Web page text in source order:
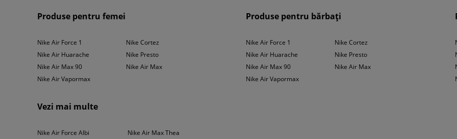
sport lejer? Asortează acești pantofi la o pereche de pantaloni de training sau colanți - vei crea o ținmută care să asigure o libertate totală de
Air Vibenna și o rochie sau o fustă boho - te vei bucura și de comfort, și de un aspect minunat!
Produse pentru femei
Nike Air Force 1
Nike Air Huarache
Nike Air Max 90
Nike Air Vapormax
Nike Cortez
Nike Presto
Nike Air Max
Produse pentru bărbați
Nike Air Force 1
Nike Air Huarache
Nike Air Max 90
Nike Air Vapormax
Nike Cortez
Nike Presto
Nike Air Max
Vezi mai multe
Nike Air Force Albi
Nike Air Max Thea